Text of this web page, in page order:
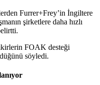
Furrer+Frey’in İngiltere
şirketlere daha hızlı
FOAK desteği
söyledi.